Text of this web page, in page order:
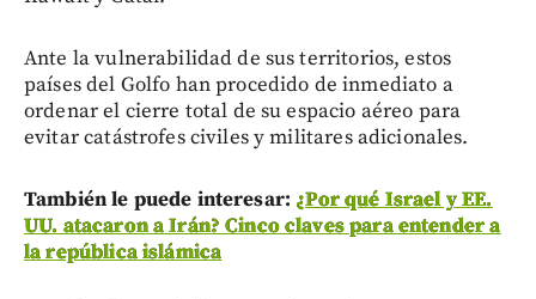
Ante la vulnerabilidad de sus territorios, estos
países del Golfo han procedido de inmediato a
ordenar el cierre total de su espacio aéreo para
evitar catástrofes civiles y militares adicionales.
También le puede interesar: ¿Por qué Israel y EE.
UU. atacaron a Irán? Cinco claves para entender a
la república islámica